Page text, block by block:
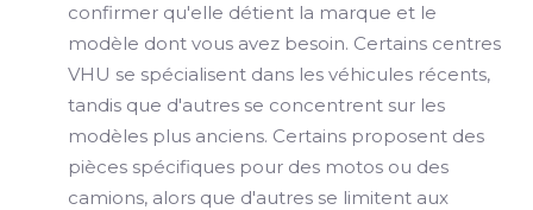
confirmer qu'elle détient la marque et le
modèle dont vous avez besoin. Certains centres
VHU se spécialisent dans les véhicules récents,
tandis que d'autres se concentrent sur les
modèles plus anciens. Certains proposent des
pièces spécifiques pour des motos ou des
camions, alors que d'autres se limitent aux